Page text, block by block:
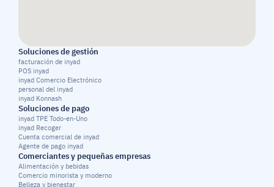
Soluciones de gestión
facturación de inyad
POS inyad
inyad Comercio Electrónico
personal del inyad
inyad Konnash
Soluciones de pago
inyad TPE Todo-en-Uno
inyad Recoger
Cuenta comercial de inyad
Agente de pago inyad
Comerciantes y pequeñas empresas
Alimentación y bebidas
Comercio minorista y moderno
Belleza y bienestar